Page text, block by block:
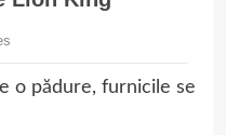
o pădure, furnicile se